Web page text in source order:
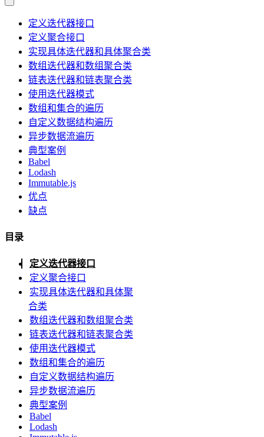
定义迭代器接口
定义聚合接口
实现具体迭代器和具体聚合类
数组迭代器和数组聚合类
链表迭代器和链表聚合类
使用迭代器模式
数组和集合的遍历
自定义数据结构遍历
异步数据流遍历
典型案例
Babel
Lodash
Immutable.js
优点
缺点
目录
定义迭代器接口
定义聚合接口
实现具体迭代器和具体聚
合类
数组迭代器和数组聚合类
链表迭代器和链表聚合类
使用迭代器模式
数组和集合的遍历
自定义数据结构遍历
异步数据流遍历
典型案例
Babel
Lodash